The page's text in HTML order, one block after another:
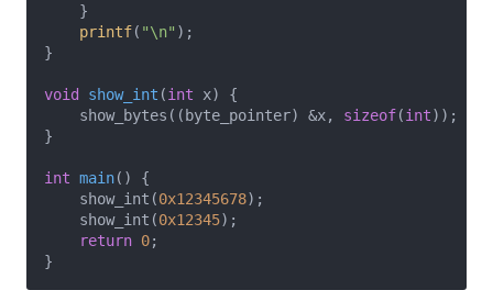
    }
printf( "\n" );
}
void show_int (int x)
{
    show_bytes((byte_pointer) &x,
sizeof(int));
}
int main()
{
    show_int(
0x12345678);
    show_int(
0x12345);
return 0;